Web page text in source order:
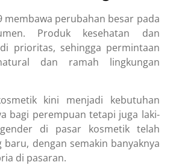
membawa perubahan besar pada
Produk kesehatan dan
prioritas, sehingga permintaan
dan ramah lingkungan
kini menjadi kebutuhan
bagi perempuan tetapi juga laki-
di pasar kosmetik telah
baru, dengan semakin banyaknya
di pasaran.